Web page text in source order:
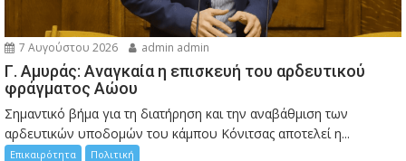
7 Αυγούστου 2026 admin admin
Γ. Αμυράς: Αναγκαία η επισκευή του αρδευτικού
φράγματος Αώου
Σημαντικό βήμα για τη διατήρηση και την αναβάθμιση των
αρδευτικών υποδομών του κάμπου Κόνιτσας αποτελεί η...
Επικαιρότητα Πολιτική